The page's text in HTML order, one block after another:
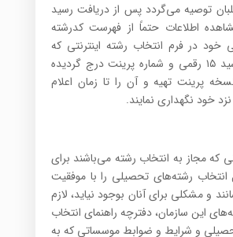
توصیه می‌گردد پس از دریافت رسید
اطلاعات حتماً از فهرست کدرشته
خود در فرم انتخاب رشته اینترنتی که
بالای آن رسید ۱۵ رقمی و شماره پرینت درج گردیده
پرینت تهیه و آن را تا زمان اعلام
خود نگهداری نمایند.
که مجاز به انتخاب رشته می‌باشند برای
انتخاب رشته‌های تحصیلی را با موفقیت
و مشکلی برای آنان بوجود نیاید، لازم
این سازمان، دفترچه راهنمای انتخاب
و شرایط و ضوابط موسساتی که به